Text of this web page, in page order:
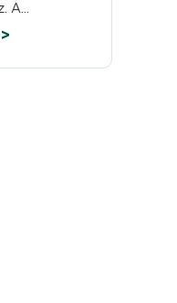
A...